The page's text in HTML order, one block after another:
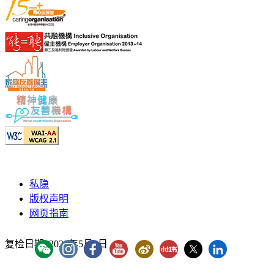
「香港廉政公署」WeChat 官方帐号
"香港廉政公署 Hong Kong ICAC" Instagram
"香港廉政公署 Hong Kong ICAC"
YouTube - ICAC Channel
廉署微博廉署小紅書
廉署X
私隐
版权声明
网页指南
复检日期:2026年5月8日